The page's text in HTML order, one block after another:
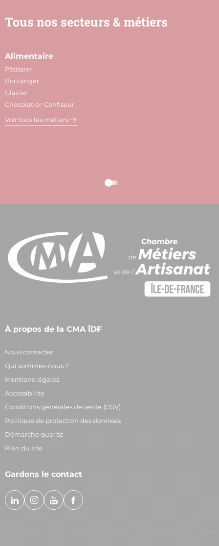
Tous nos secteurs & métiers
Alimentaire
Pâtissier
Boulanger
Glacier
Chocolatier-Confiseur
Voir tous les métiers
À propos de la CMA ÎDF
Nous contacter
Qui sommes-nous ?
Mentions légales
Accessibilité
Conditions générales de vente (CGV)
Politique de protection des données
Démarche qualité
Plan du site
Gardons le contact